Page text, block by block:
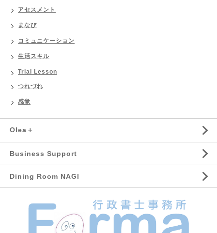
アセスメント
まなび
コミュニケーション
生活スキル
Trial Lesson
つれづれ
感覚
Olea＋
Business Support
Dining Room NAGI